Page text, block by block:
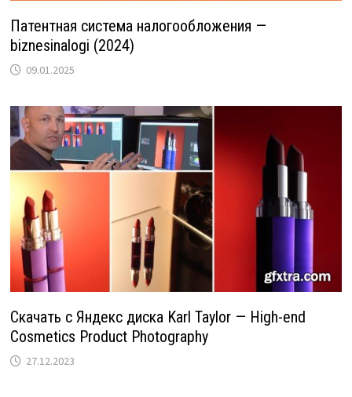
Патентная система налогообложения —
biznesinalogi (2024)
09.01.2025
Скачать с Яндекс диска Karl Taylor — High-end
Cosmetics Product Photography
27.12.2023